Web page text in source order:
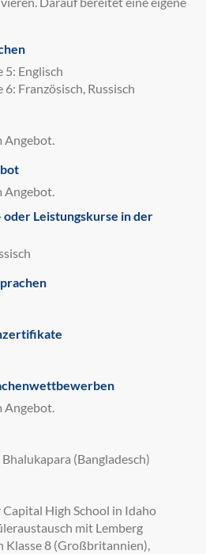
5: Englisch
Französisch, Russisch
Angebot.
Angebot.
Leistungskurse in der
Angebot.
(Bangladesch)
High School in Idaho
mit Lemberg
Klasse 8 (Großbritannien),